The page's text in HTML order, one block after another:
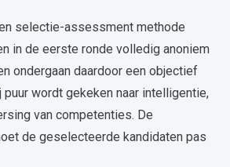
selectie-assessment methode
in de eerste ronde volledig anoniem
ondergaan daardoor een objectief
wordt gekeken naar intelligentie,
van competenties. De
de geselecteerde kandidaten pas